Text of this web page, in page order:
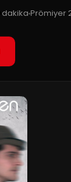
dakikaPrömiyer